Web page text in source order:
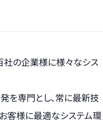
の企業様に様々なシス
を専門とし、常に最新技
客様に最適なシステム環